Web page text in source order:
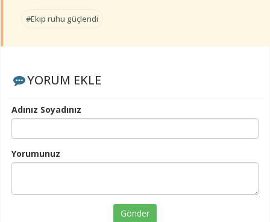
#Ekip ruhu güçlendi
YORUM EKLE
Adınız Soyadınız
Yorumunuz
Gönder